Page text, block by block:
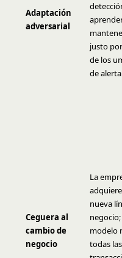
Adaptación
adversarial
justo
de los
de alerta
Ceguera al
cambio de
negocio
La
nueva
modelo
todas